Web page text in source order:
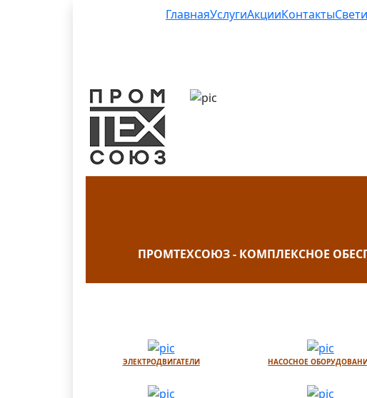
ГлавнаяУслугиАкцииКонтакты
ПРОМТЕХСОЮЗ - КОМПЛЕКСНОЕ
ЭЛЕКТРОДВИГАТЕЛИ НАСОСНОЕ